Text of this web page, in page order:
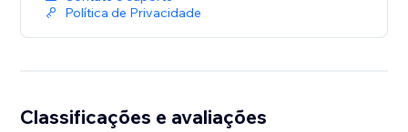
Política de Privacidade
Classificações e avaliações